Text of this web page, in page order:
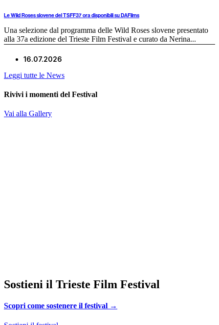
Le Wild Roses slovene del TSFF37 ora disponibili su DAFilms
Una selezione dal programma delle Wild Roses slovene presentato
alla 37a edizione del Trieste Film Festival e curato da Nerina...
16.07.2026
Leggi tutte le News
Rivivi i momenti del Festival
Vai alla Gallery
Sostieni il Trieste Film Festival
Scopri come sostenere il festival →